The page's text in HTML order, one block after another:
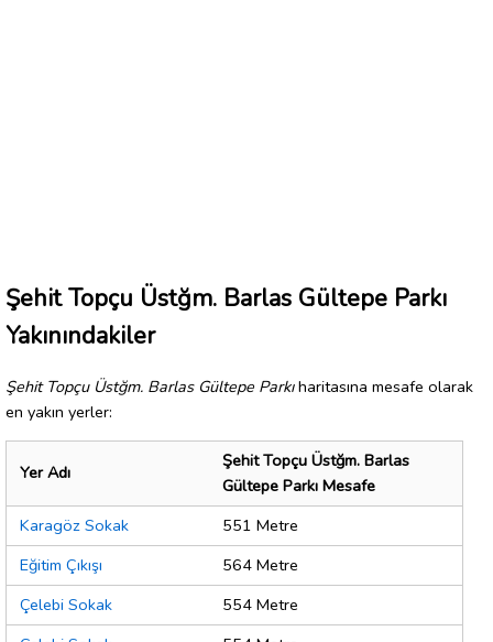
Şehit Topçu Üstğm. Barlas Gültepe Parkı
Yakınındakiler
Şehit Topçu Üstğm. Barlas Gültepe Parkıharitasına mesafe olarak
en yakın yerler:
Yer Adı
Şehit Topçu Üstğm. Barlas
Gültepe Parkı Mesafe
Karagöz Sokak
551 Metre
Eğitim Çıkışı
564 Metre
Çelebi Sokak
554 Metre